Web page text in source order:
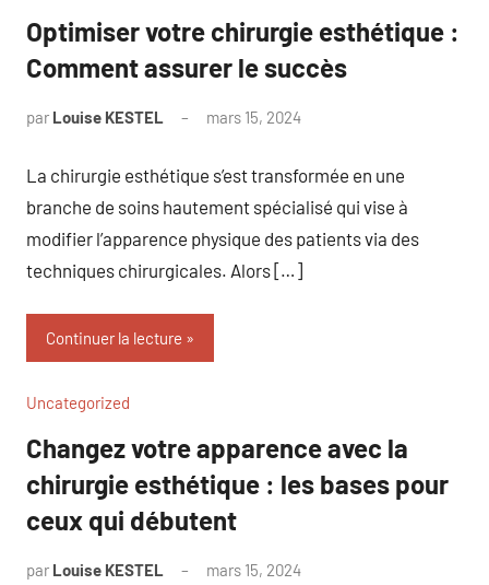
Optimiser votre chirurgie esthétique :
Comment assurer le succès
par Louise KESTEL mars 15, 2024
La chirurgie esthétique s’est transformée en une
branche de soins hautement spécialisé qui vise à
modifier l’apparence physique des patients via des
techniques chirurgicales. Alors […]
Continuer la lecture
Uncategorized
Changez votre apparence avec la
chirurgie esthétique : les bases pour
ceux qui débutent
par Louise KESTEL mars 15, 2024